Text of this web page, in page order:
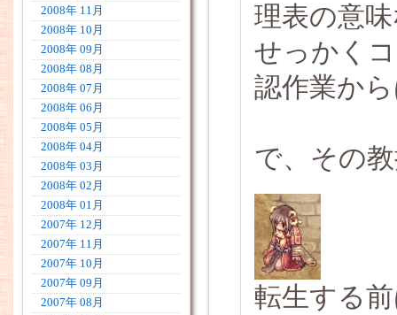
2008年 11月
2008年 10月
2008年 09月
2008年 08月
2008年 07月
2008年 06月
2008年 05月
2008年 04月
2008年 03月
2008年 02月
2008年 01月
2007年 12月
2007年 11月
2007年 10月
2007年 09月
2007年 08月
理表の意
せっかく
認作業か
で、その
転生する